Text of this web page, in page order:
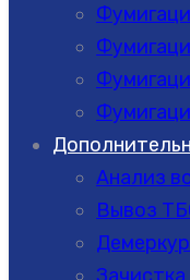
Анализ
Вывоз